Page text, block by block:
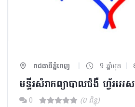
រាជធានីភ្នំពេញ | 9 ឆ្នាំមុន |
មន្ទីរសំរាកព្យាបាលជំងឺ ហ្វ័រអេស
0 (0 ពិន្ទុ)